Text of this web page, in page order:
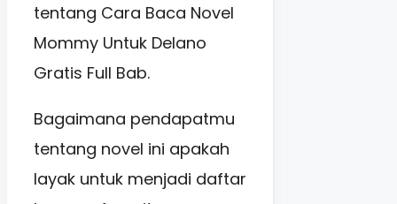
tentang Cara Baca Novel
Mommy Untuk Delano
Gratis Full Bab.
Bagaimana pendapatmu
tentang novel ini apakah
layak untuk menjadi daftar